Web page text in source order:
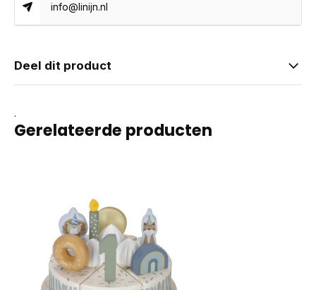
info@linijn.nl
Deel dit product
.
Gerelateerde producten